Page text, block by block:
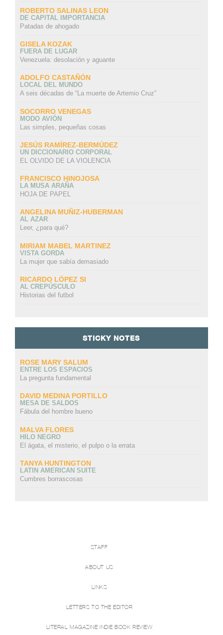
ROBERTO SALINAS LEON
DE CAPITAL IMPORTANCIA
Patadas de ahogado
GISELA KOZAK
FUERA DE LUGAR
Venezuela: desolación y aguante
ADOLFO CASTAÑÓN
LOCAL DEL MUNDO
A seis décadas de “La muerte de Artemio Cruz”
SOCORRO VENEGAS
MODO AVIÓN
Las simples, pequeñas cosas
JESÚS RAMÍREZ-BERMÚDEZ
UN DICCIONARIO CORPORAL
EL OLVIDO DE LA VIOLENCIA
FRANCISCO HINOJOSA
LA MUSA ARAÑA
HOJA DE PAPEL
ANGELINA MUÑIZ-HUBERMAN
AL AZAR
Leer, ¿para qué?
MIRIAM MABEL MARTINEZ
VISTA GORDA
La mujer que sabía demasiado
RICARDO LÓPEZ SI
AL CREPÚSCULO
Historias del futbol
STICKY NOTES
ROSE MARY SALUM
ENTRE LOS ESPACIOS
La pregunta fundamental
DAVID MEDINA PORTILLO
MESA DE SALDOS
Fábula del hombre bueno
MALVA FLORES
HILO NEGRO
El ágata, el misterio, el pulpo o la errata
TANYA HUNTINGTON
LATIN AMERICAN SUITE
Cumbres borrascosas
STAFF
ABOUT US
LINKS
LETTERS TO THE EDITOR
LITERAL MAGAZINE INDIE BOOK REVIEW